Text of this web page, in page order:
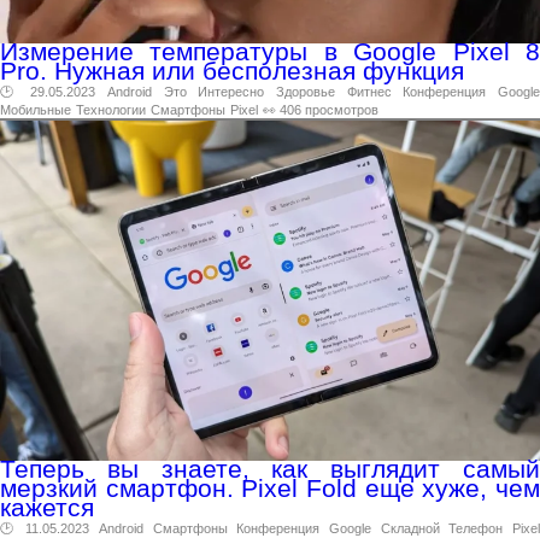
Измерение температуры в Google Pixel 8
Pro. Нужная или бесполезная функция
🕑 29.05.2023 Android Это Интересно Здоровье Фитнес Конференция
Google
Мобильные Технологии Смартфоны Pixel 👀 406 просмотров
Теперь вы знаете, как выглядит самый
мерзкий смартфон. Pixel Fold еще хуже, чем
кажется
🕑 11.05.2023 Android Смартфоны Конференция Google Складной Телефон
Pixel